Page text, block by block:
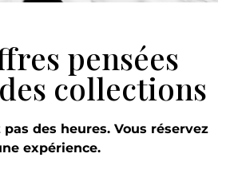
pensées
collections
des heures. Vous réservez
expérience.